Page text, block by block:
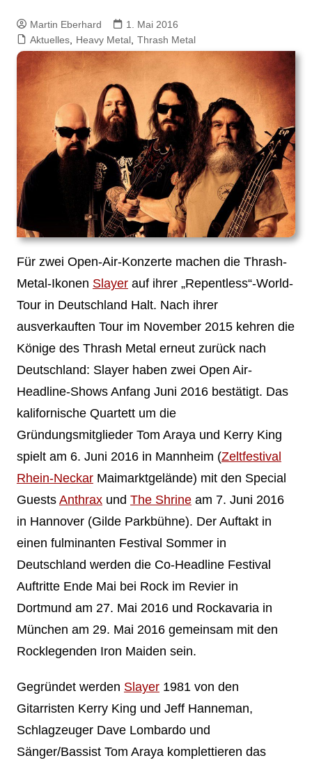
Martin Eberhard
1. Mai 2016
Aktuelles, Heavy Metal, Thrash Metal
Für zwei Open-Air-Konzerte machen die Thrash-
Metal-Ikonen Slayerauf ihrer „Repentless“-World-
Tour in Deutschland Halt. Nach ihrer
ausverkauften Tour im November 2015 kehren die
Könige des Thrash Metal erneut zurück nach
Deutschland: Slayer haben zwei Open Air-
Headline-Shows Anfang Juni 2016 bestätigt. Das
kalifornische Quartett um die
Gründungsmitglieder Tom Araya und Kerry King
spielt am 6. Juni 2016 in Mannheim (Zeltfestival
Rhein-NeckarMaimarktgelände) mit den Special
Guests Anthraxund The Shrineam 7. Juni 2016
in Hannover (Gilde Parkbühne). Der Auftakt in
einen fulminanten Festival Sommer in
Deutschland werden die Co-Headline Festival
Auftritte Ende Mai bei Rock im Revier in
Dortmund am 27. Mai 2016 und Rockavaria in
München am 29. Mai 2016 gemeinsam mit den
Rocklegenden Iron Maiden sein.
Gegründet werden Slayer1981 von den
Gitarristen Kerry King und Jeff Hanneman,
Schlagzeuger Dave Lombardo und
Sänger/Bassist Tom Araya komplettieren das